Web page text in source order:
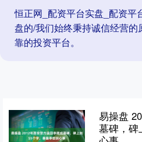
恒正网_配资平台实盘_配资平
盘的/我们始终秉持诚信经营
靠的投资平台。
易操盘
墓碑，碑